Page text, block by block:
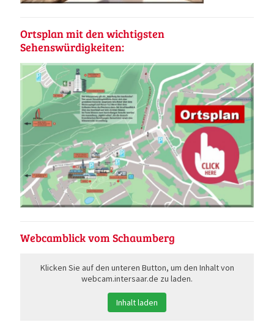
Ortsplan mit den wichtigsten
Sehenswürdigkeiten:
Webcamblick vom Schaumberg
Klicken Sie auf den unteren Button, um den Inhalt von
webcam.intersaar.de zu laden.
Inhalt laden